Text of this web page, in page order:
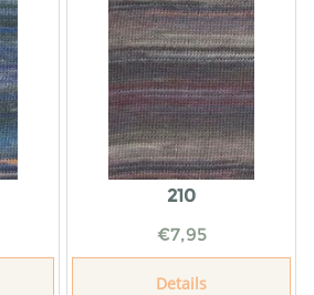
210
€7,95
Details